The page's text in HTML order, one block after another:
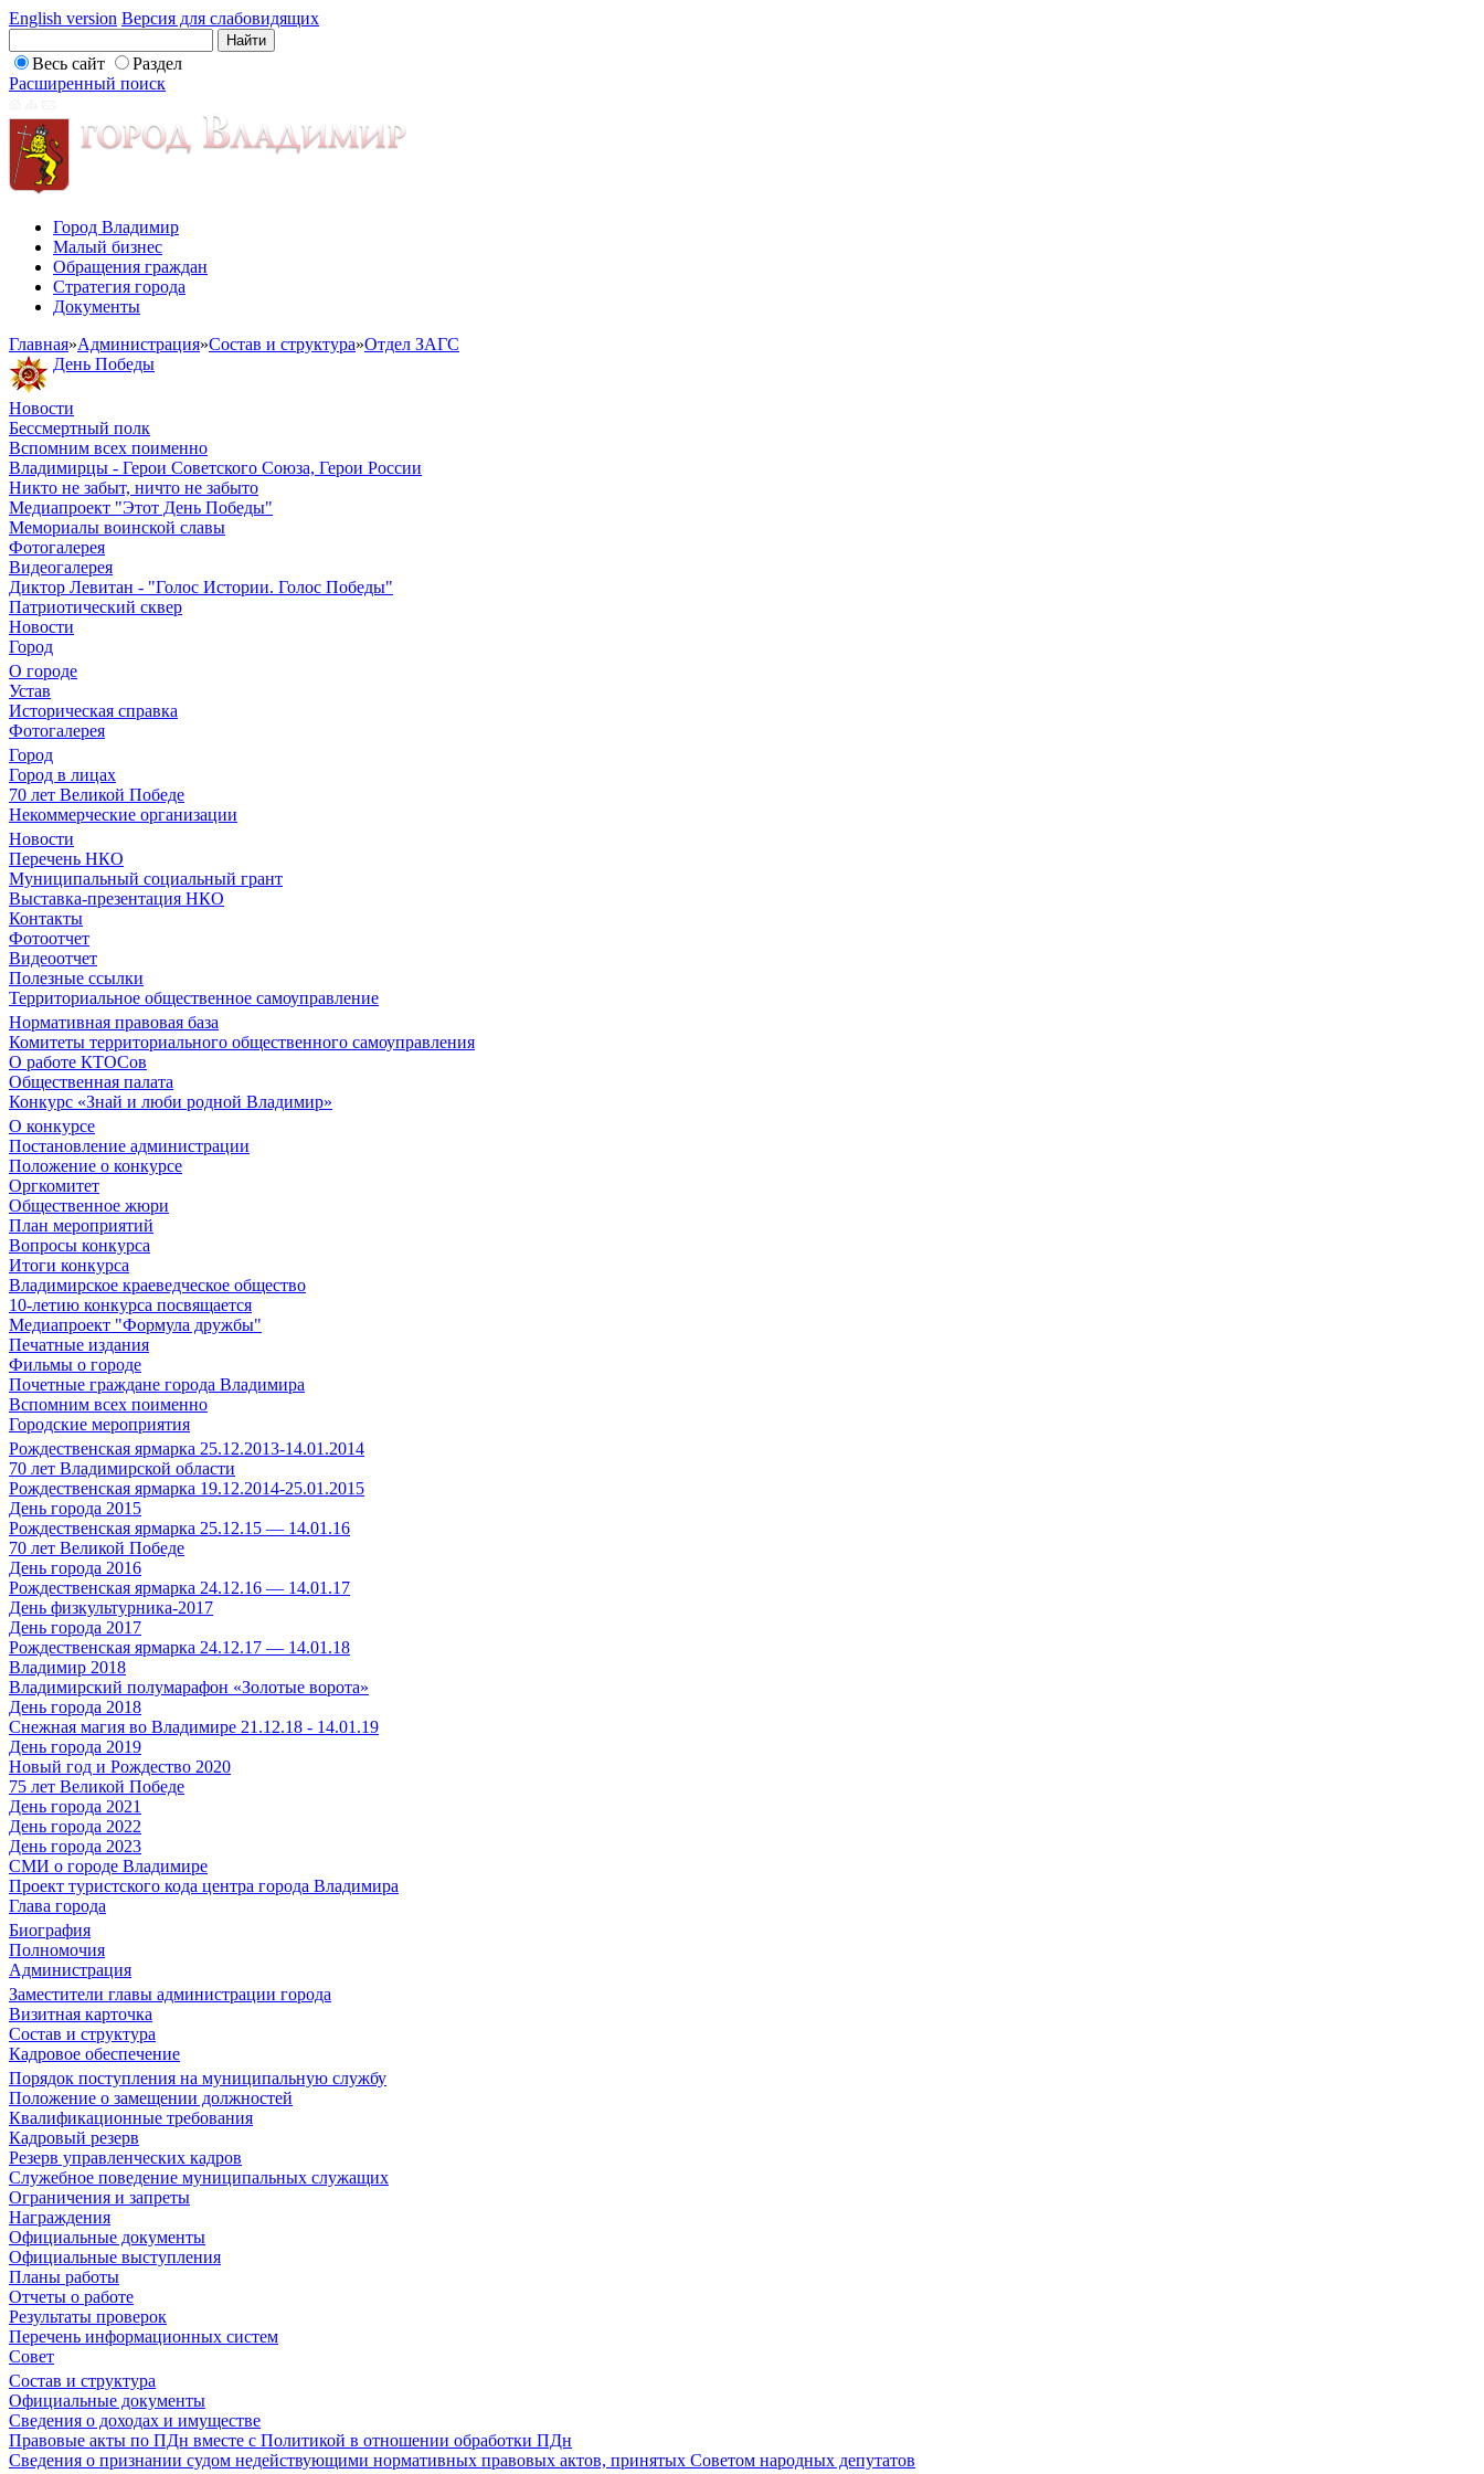
English version Версия для слабовидящих
Весь сайт
Раздел
Расширенный поиск
Город Владимир
Малый бизнес
Обращения граждан
Стратегия города
Документы
Главная»Администрация»Состав и структура»Отдел ЗАГС
День Победы
Новости
Бессмертный полк
Вспомним всех поименно
Владимирцы - Герои Советского Союза, Герои России
Никто не забыт, ничто не забыто
Медиапроект "Этот День Победы"
Мемориалы воинской славы
Фотогалерея
Видеогалерея
Диктор Левитан - "Голос Истории. Голос Победы"
Патриотический сквер
Новости
Город
О городе
Устав
Историческая справка
Фотогалерея
Город
Город в лицах
70 лет Великой Победе
Некоммерческие организации
Новости
Перечень НКО
Муниципальный социальный грант
Выставка-презентация НКО
Контакты
Фотоотчет
Видеоотчет
Полезные ссылки
Территориальное общественное самоуправление
Нормативная правовая база
Комитеты территориального общественного самоуправления
О работе КТОСов
Общественная палата
Конкурс «Знай и люби родной Владимир»
О конкурсе
Постановление администрации
Положение о конкурсе
Оргкомитет
Общественное жюри
План мероприятий
Вопросы конкурса
Итоги конкурса
Владимирское краеведческое общество
10-летию конкурса посвящается
Медиапроект "Формула дружбы"
Печатные издания
Фильмы о городе
Почетные граждане города Владимира
Вспомним всех поименно
Городские мероприятия
Рождественская ярмарка 25.12.2013-14.01.2014
70 лет Владимирской области
Рождественская ярмарка 19.12.2014-25.01.2015
День города 2015
Рождественская ярмарка 25.12.15 — 14.01.16
70 лет Великой Победе
День города 2016
Рождественская ярмарка 24.12.16 — 14.01.17
День физкультурника-2017
День города 2017
Рождественская ярмарка 24.12.17 — 14.01.18
Владимир 2018
Владимирский полумарафон «Золотые ворота»
День города 2018
Снежная магия во Владимире 21.12.18 - 14.01.19
День города 2019
Новый год и Рождество 2020
75 лет Великой Победе
День города 2021
День города 2022
День города 2023
СМИ о городе Владимире
Проект туристского кода центра города Владимира
Глава города
Биография
Полномочия
Администрация
Заместители главы администрации города
Визитная карточка
Состав и структура
Кадровое обеспечение
Порядок поступления на муниципальную службу
Положение о замещении должностей
Квалификационные требования
Кадровый резерв
Резерв управленческих кадров
Служебное поведение муниципальных служащих
Ограничения и запреты
Награждения
Официальные документы
Официальные выступления
Планы работы
Отчеты о работе
Результаты проверок
Перечень информационных систем
Совет
Состав и структура
Официальные документы
Сведения о доходах и имуществе
Правовые акты по ПДн вместе с Политикой в отношении обработки ПДн
Сведения о признании судом недействующими нормативных правовых актов, принятых Советом народных депутатов